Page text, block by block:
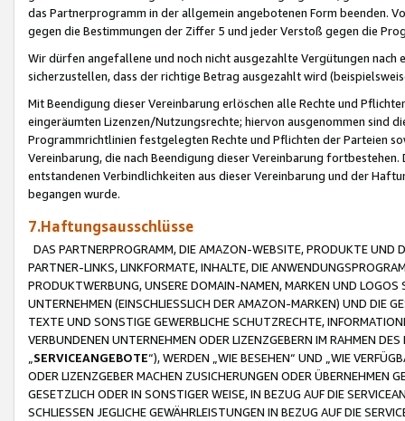
das Partnerprogramm in der allgemein angebotenen Form beenden.
gegen die Bestimmungen der Ziffer 5 und jeder Verstoß gegen die
Wir dürfen angefallene und noch nicht ausgezahlte Vergütungen
sicherzustellen, dass der richtige Betrag ausgezahlt wird
Mit Beendigung dieser Vereinbarung erlöschen alle Rechte und
eingeräumten Lizenzen/Nutzungsrechte; hiervon ausgenommen sind
Programmrichtlinien festgelegten Rechte und Pflichten der Parteien
Vereinbarung, die nach Beendigung dieser Vereinbarung
entstandenen Verbindlichkeiten aus dieser Vereinbarung und der
begangen wurde.
7.Haftungsausschlüsse
DAS PARTNERPROGRAMM, DIE AMAZON-WEBSITE, PRODUKTE UND
PARTNER-LINKS, LINKFORMATE, INHALTE, DIE
PRODUKTWERBUNG, UNSERE DOMAIN-NAMEN, MARKEN UND
UNTERNEHMEN (EINSCHLIESSLICH DER AMAZON-MARKEN) UND DIE
TEXTE UND SONSTIGE GEWERBLICHE SCHUTZRECHTE,
VERBUNDENEN UNTERNEHMEN ODER LIZENZGEBERN IM RAHMEN
SERVICEANGEBOTE“), WERDEN „WIE BESEHEN“ UND „WIE
ODER LIZENZGEBER MACHEN ZUSICHERUNGEN ODER ÜBERNEHMEN
GESETZLICH ODER IN SONSTIGER WEISE, IN BEZUG AUF DIE
SCHLIESSEN JEGLICHE GEWÄHRLEISTUNGEN IN BEZUG AUF DIE